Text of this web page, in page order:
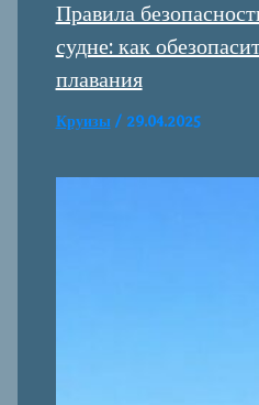
Правила
судне: как
плавания
Круизы/ 29.04.2025